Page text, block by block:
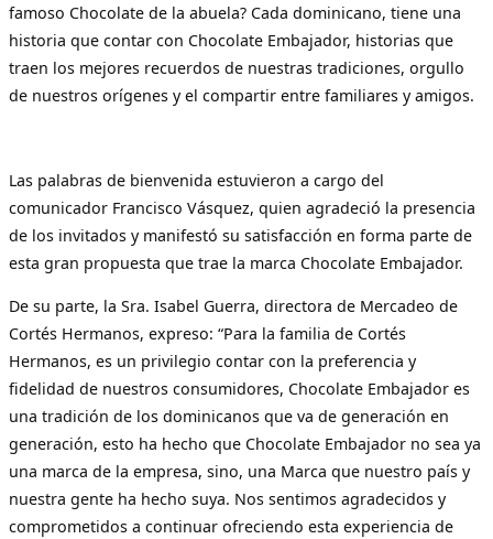
famoso Chocolate de la abuela? Cada dominicano, tiene una
historia que contar con Chocolate Embajador, historias que
traen los mejores recuerdos de nuestras tradiciones, orgullo
de nuestros orígenes y el compartir entre familiares y amigos.
Las palabras de bienvenida estuvieron a cargo del
comunicador Francisco Vásquez, quien agradeció la presencia
de los invitados y manifestó su satisfacción en forma parte de
esta gran propuesta que trae la marca Chocolate Embajador.
De su parte, la Sra. Isabel Guerra, directora de Mercadeo de
Cortés Hermanos, expreso: “Para la familia de Cortés
Hermanos, es un privilegio contar con la preferencia y
fidelidad de nuestros consumidores, Chocolate Embajador es
una tradición de los dominicanos que va de generación en
generación, esto ha hecho que Chocolate Embajador no sea ya
una marca de la empresa, sino, una Marca que nuestro país y
nuestra gente ha hecho suya. Nos sentimos agradecidos y
comprometidos a continuar ofreciendo esta experiencia de